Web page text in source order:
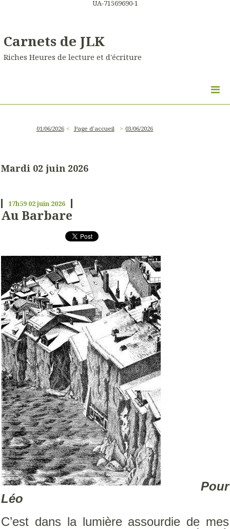
UA-71569690-1
Carnets de JLK
Riches Heures de lecture et d'écriture
01/06/2026 Page d'accueil 03/06/2026
Mardi 02 juin 2026
17h59 02juin 2026
Au Barbare
Pour
Léo
C’est dans la lumière assourdie de mes